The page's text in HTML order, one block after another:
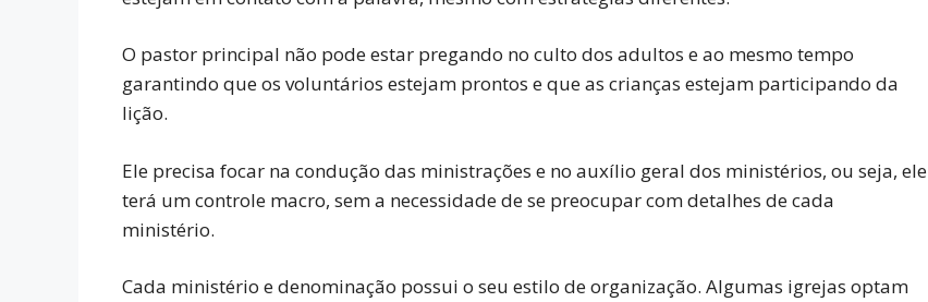
O pastor principal não pode estar pregando no culto dos adultos e ao mesmo tempo
garantindo que os voluntários estejam prontos e que as crianças estejam participando da
lição.
Ele precisa focar na condução das ministrações e no auxílio geral dos ministérios, ou seja, ele
terá um controle macro, sem a necessidade de se preocupar com detalhes de cada
ministério.
Cada ministério e denominação possui o seu estilo de organização. Algumas igrejas optam